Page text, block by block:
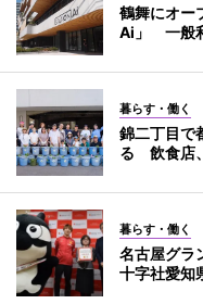
鶴舞にオー
Ai」 一般
暮らす・働く
錦二丁目で
る 飲食店
暮らす・働く
名古屋グラ
十字社愛知